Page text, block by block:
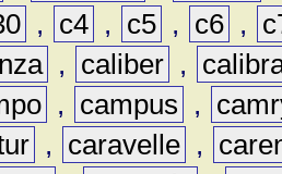
, c4 , c5 , c6 ,
, caliber ,
, campus ,
, caravelle ,